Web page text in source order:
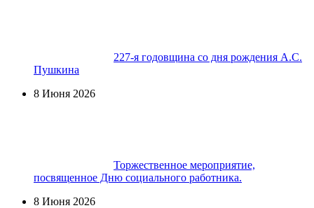
227-я годовщина со дня рождения А.С.
Пушкина
8 Июня 2026
Торжественное мероприятие,
посвященное Дню социального работника.
8 Июня 2026